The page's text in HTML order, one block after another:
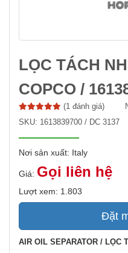
LỌC TÁCH
COPCO /
(1 đánh giá)
SKU: 1613839700 / DC 3137
Nơi sản xuất: Italy
Giá: Gọi liên hệ
Lượt xem: 1.803
Đặt
AIR OIL SEPARATOR / LỌC